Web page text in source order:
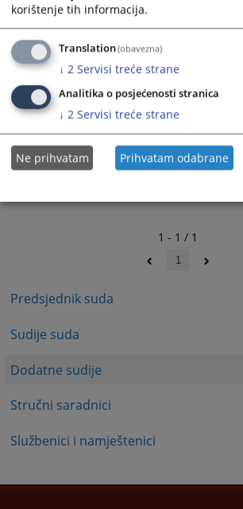
Predsjednik suda
Sudije suda
Dodatne sudije
Stručni saradnici
Službenici i namještenici
1 - 1 / 1
1
korištenje tih informacija.
Translation(obavezna)
↓ 2 Servisi treće strane
Analitika o posjećenosti stranica
↓ 2 Servisi treće strane
Ne prihvatam Prihvatam odabrane